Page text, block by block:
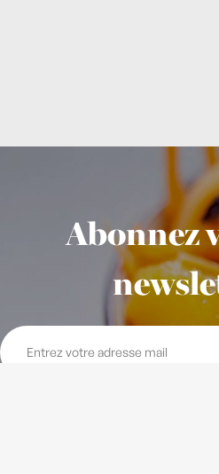
Abonnez